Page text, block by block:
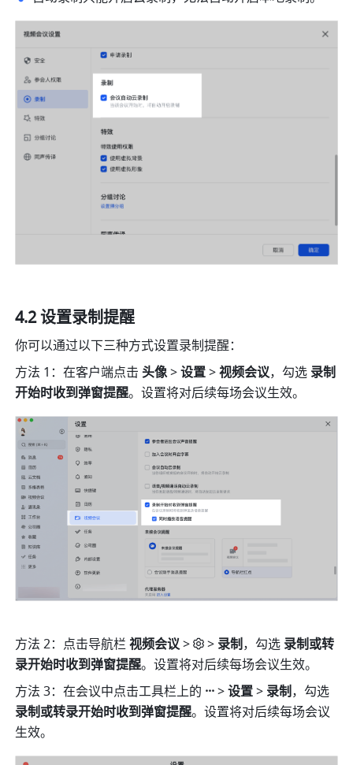
4.2 设置录制提醒
你可以通过以下三种方式设置录制提醒：
方法 1：在客户端点击 头像 > 设置 > 视频会议，勾选 录制
开始时收到弹窗提醒。设置将对后续每场会议生效。
方法 2：点击导航栏 视频会议 > > 录制，勾选 录制或转
录开始时收到弹窗提醒。设置将对后续每场会议生效。
方法 3：在会议中点击工具栏上的 ··· > 设置 > 录制
录制或转录开始时收到弹窗提醒。设置将对后续每场会议
生效。